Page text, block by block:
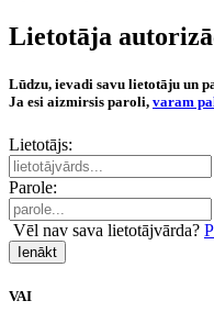
Lietotāja
Lūdzu, ievadi savu lietotāju un
Ja esi aizmirsis paroli, varam
Lietotājs:
Parole:
Vēl nav sava lietotājvārda?
Ienākt
VAI